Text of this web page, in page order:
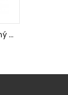
RGG 20 Compact - přenosný plynový gril 4,2 kW se dvěma hořáky